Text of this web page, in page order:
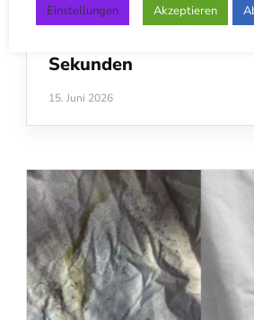
BETRIEB
Sekunden
15. Juni 2026
Einstellungen Akzeptieren